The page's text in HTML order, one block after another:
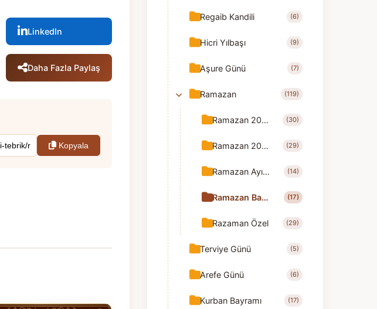
LinkedIn
Daha Fazla Paylaş
Kopyala
Regaib Kandili (6)
Hicri Yılbaşı (9)
Aşure Günü (7)
Ramazan (119)
Ramazan 2025 (30)
Ramazan 2026 (29)
Ramazan Ayı Tebrik (14)
Ramazan Bayramı Tebrik (17)
Razaman Özel (29)
Terviye Günü (5)
Arefe Günü (6)
Kurban Bayramı (17)